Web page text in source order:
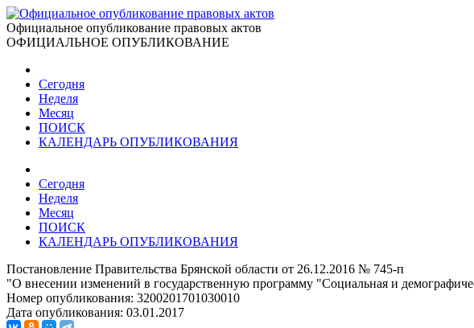
Официальное опубликование правовых актов
ОФИЦИАЛЬНОЕ ОПУБЛИКОВАНИЕ
Сегодня
Неделя
Месяц
ПОИСК
КАЛЕНДАРЬ ОПУБЛИКОВАНИЯ
Сегодня
Неделя
Месяц
ПОИСК
КАЛЕНДАРЬ ОПУБЛИКОВАНИЯ
Постановление Правительства Брянской области от 26.12.2016 № 745-п
"О внесении изменений в государственную программу "Социальная и
Номер опубликования: 3200201701030010
Дата опубликования: 03.01.2017